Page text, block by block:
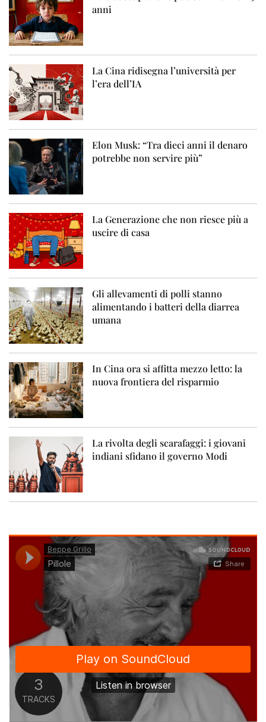
anni
La Cina ridisegna l’università per
l’era dell’IA
Elon Musk: “Tra dieci anni il denaro
potrebbe non servire più”
La Generazione che non riesce più a
uscire di casa
Gli allevamenti di polli stanno
alimentando i batteri della diarrea
umana
In Cina ora si affitta mezzo letto: la
nuova frontiera del risparmio
La rivolta degli scarafaggi: i giovani
indiani sfidano il governo Modi